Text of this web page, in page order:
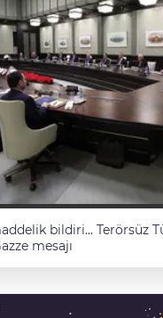
bildiri... Terörsüz
mesajı